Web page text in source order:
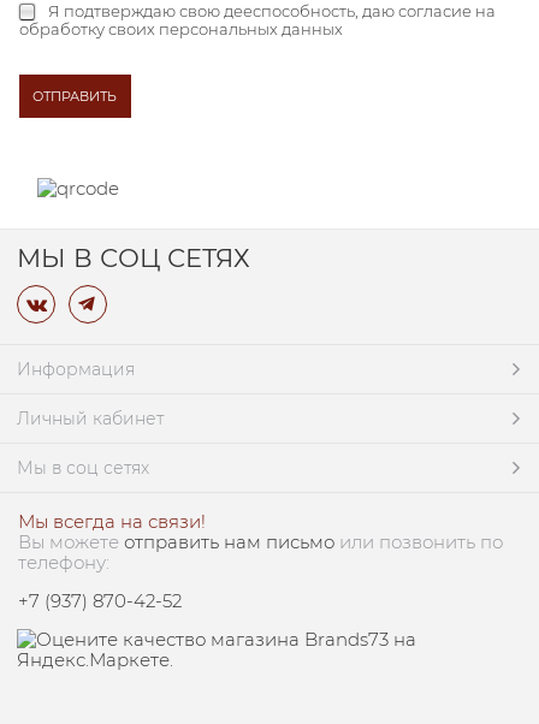
Я подтверждаю свою дееспособность, даюсогласие на
обработку своих персональных данных
МЫ В СОЦ СЕТЯХ
Информация
Личный кабинет
Мы в соц сетях
Мы всегда на связи!
Вы можете отправить нам письмо или позвонить по
телефону:
+7 (937) 870-42-52